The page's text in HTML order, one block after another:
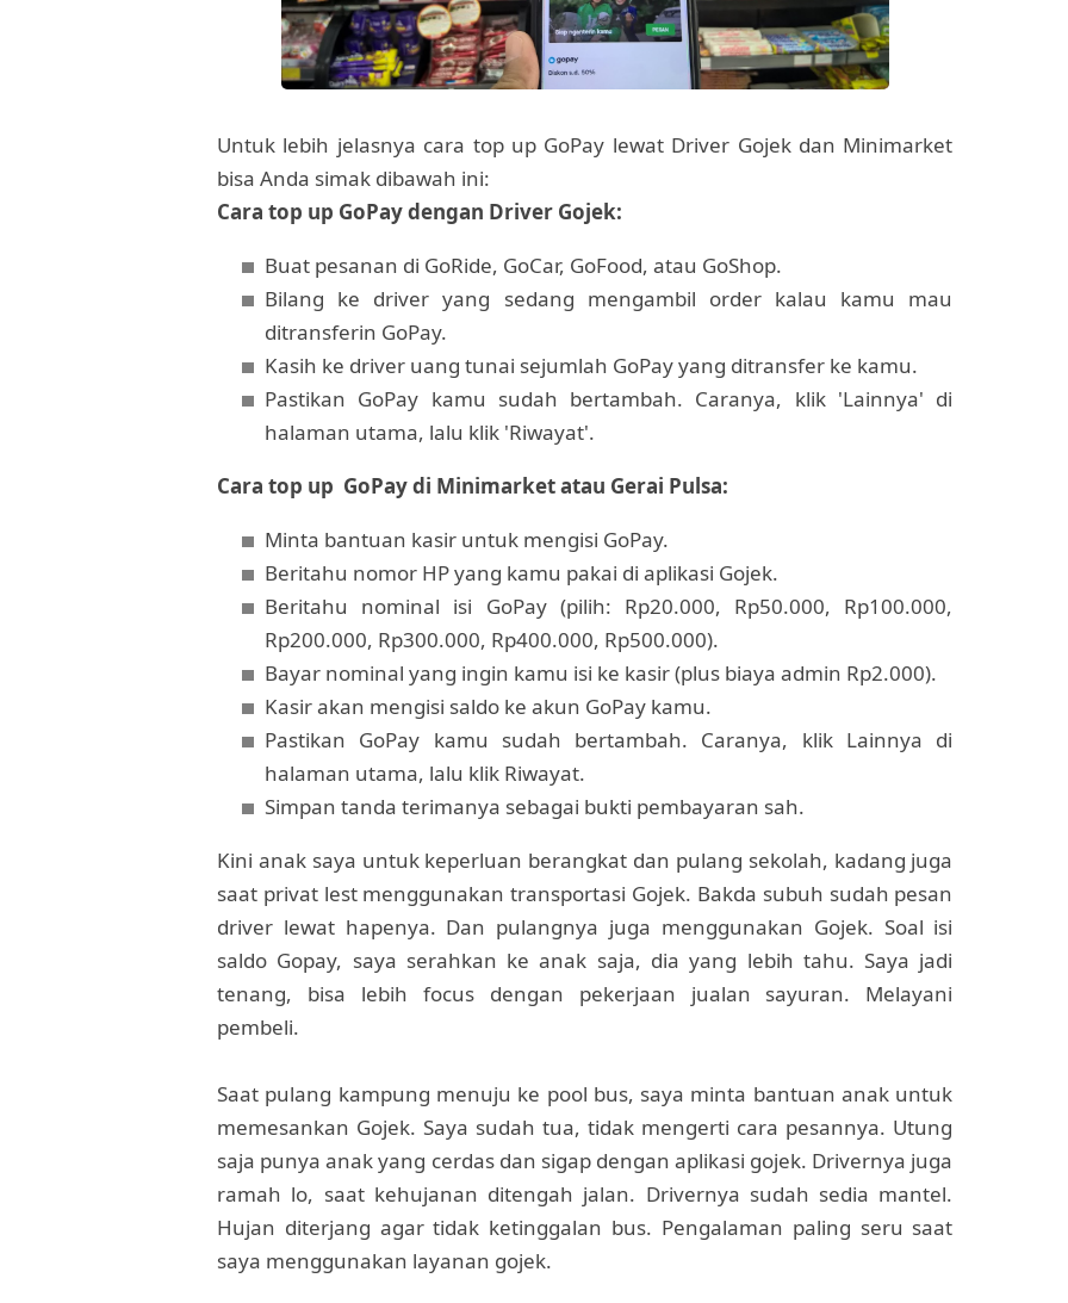
Untuk lebih jelasnya cara top up GoPay lewat Driver Gojek dan Minimarket
bisa Anda simak dibawah ini:
Cara top up GoPay dengan Driver Gojek:
Buat pesanan di GoRide, GoCar, GoFood, atau GoShop.
Bilang ke driver yang sedang mengambil order kalau kamu mau
ditransferin GoPay.
Kasih ke driver uang tunai sejumlah GoPay yang ditransfer ke kamu.
Pastikan GoPay kamu sudah bertambah. Caranya, klik 'Lainnya' di
halaman utama, lalu klik 'Riwayat'.
Cara top up GoPay di Minimarket atau Gerai Pulsa:
Minta bantuan kasir untuk mengisi GoPay.
Beritahu nomor HP yang kamu pakai di aplikasi Gojek.
Beritahu nominal isi GoPay (pilih: Rp20.000, Rp50.000, Rp100.000,
Rp200.000, Rp300.000, Rp400.000, Rp500.000).
Bayar nominal yang ingin kamu isi ke kasir (plus biaya admin Rp2.000).
Kasir akan mengisi saldo ke akun GoPay kamu.
Pastikan GoPay kamu sudah bertambah. Caranya, klik Lainnya di
halaman utama, lalu klik Riwayat.
Simpan tanda terimanya sebagai bukti pembayaran sah.
Kini anak saya untuk keperluan berangkat dan pulang sekolah, kadang juga
saat privat lest menggunakan transportasi Gojek. Bakda subuh sudah pesan
driver lewat hapenya. Dan pulangnya juga menggunakan Gojek. Soal isi
saldo Gopay, saya serahkan ke anak saja, dia yang lebih tahu. Saya jadi
tenang, bisa lebih focus dengan pekerjaan jualan sayuran. Melayani
pembeli.
Saat pulang kampung menuju ke pool bus, saya minta bantuan anak untuk
memesankan Gojek. Saya sudah tua, tidak mengerti cara pesannya. Utung
saja punya anak yang cerdas dan sigap dengan aplikasi gojek. Drivernya juga
ramah lo, saat kehujanan ditengah jalan. Drivernya sudah sedia mantel.
Hujan diterjang agar tidak ketinggalan bus. Pengalaman paling seru saat
saya menggunakan layanan gojek.